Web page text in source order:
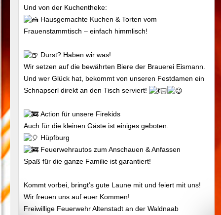
Und von der Kuchentheke:
Hausgemachte Kuchen & Torten vom
Frauenstammtisch – einfach himmlisch!
Durst? Haben wir was!
Wir setzen auf die bewährten Biere der Brauerei Eismann.
Und wer Glück hat, bekommt von unseren Festdamen ein
Schnapserl direkt an den Tisch serviert!
Action für unsere Firekids
Auch für die kleinen Gäste ist einiges geboten:
Hüpfburg
Feuerwehrautos zum Anschauen & Anfassen
Spaß für die ganze Familie ist garantiert!
Kommt vorbei, bringt’s gute Laune mit und feiert mit uns!
Wir freuen uns auf euer Kommen!
Freiwillige Feuerwehr Altenstadt an der Waldnaab